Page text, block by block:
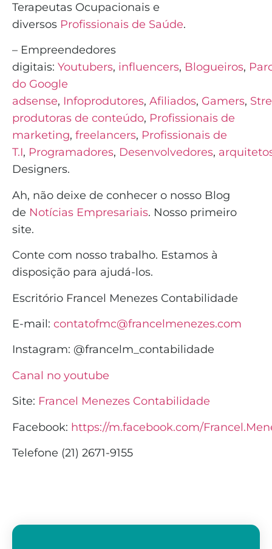
Terapeutas Ocupacionais e
diversos Profissionais de Saúde.
– Empreendedores
digitais: Youtubers, influencers, Blogueiros,
do Google
adsense, Infoprodutores, Afiliados, Gamers,
produtoras de conteúdo, Profissionais de
marketing, freelancers, Profissionais de
T.I, Programadores, Desenvolvedores,
Designers.
Ah, não deixe de conhecer o nosso Blog
de Notícias Empresariais. Nosso primeiro
site.
Conte com nosso trabalho. Estamos à
disposição para ajudá-los.
Escritório Francel Menezes Contabilidade
E-mail: contatofmc@francelmenezes.com
Instagram: @francelm_contabilidade
Canal no youtube
Site: Francel Menezes Contabilidade
Facebook: https://m.facebook.com/
Telefone (21) 2671-9155